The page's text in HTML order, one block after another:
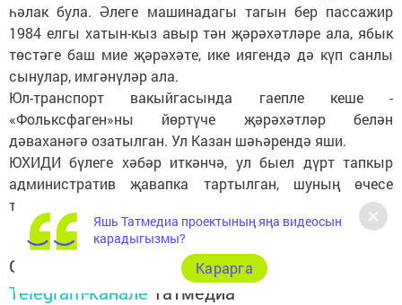
һәлак була. Әлеге машинадагы тагын бер пассажир
1984 елгы хатын-кыз авыр тән җәрәхәтләре ала, ябык
төстәге баш мие җәрәхәте, ике иягендә дә күп санлы
сынулар, имгәнүләр ала.
Юл-транспорт вакыйгасында гаепле кеше -
«Фольксфаген»ны йөртүче җәрәхәтләр белән
дәваханәгә озатылган. Ул Казан шәһәрендә яши.
ЮХИДИ бүлеге хәбәр иткәнчә, ул быел дүрт тапкыр
административ җавапка тартылган, шуның өчесе
тизлекне арттырган өчен.
Следите за самым важным и интересным в
Telegram-канале Татмедиа
Яшь Татмедиа проектының яңа видеосын
карадыгызмы?
Карарга